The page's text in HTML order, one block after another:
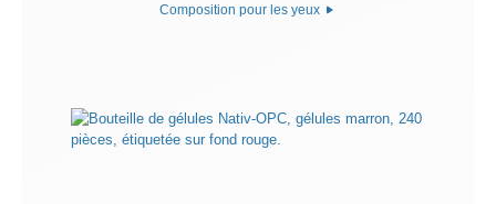
Composition pour les yeux